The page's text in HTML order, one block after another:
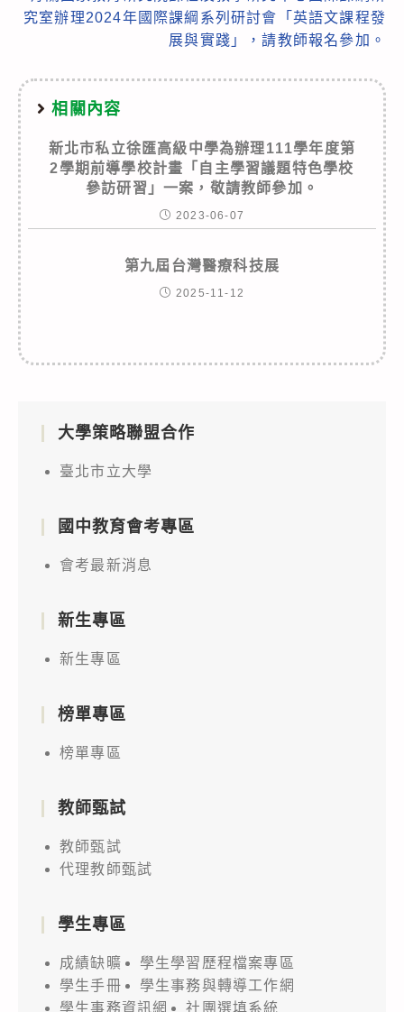
究室辦理2024年國際課綱系列研討會「英語文課程發
展與實踐」，請教師報名參加。
相關內容
新北市私立徐匯高級中學為辦理111學年度第
2學期前導學校計畫「自主學習議題特色學校
參訪研習」一案，敬請教師參加。
2023-06-07
第九屆台灣醫療科技展
2025-11-12
大學策略聯盟合作
臺北市立大學
國中教育會考專區
會考最新消息
新生專區
新生專區
榜單專區
榜單專區
教師甄試
教師甄試
代理教師甄試
學生專區
成績缺曠
學生學習歷程檔案專區
學生手冊
學生事務與轉導工作網
學生事務資訊網
社團選填系統